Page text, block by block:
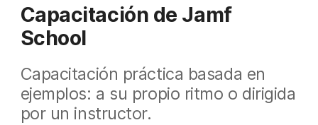
Capacitación de Jamf
School
Capacitación práctica basada en
ejemplos: a su propio ritmo o dirigida
por un instructor.